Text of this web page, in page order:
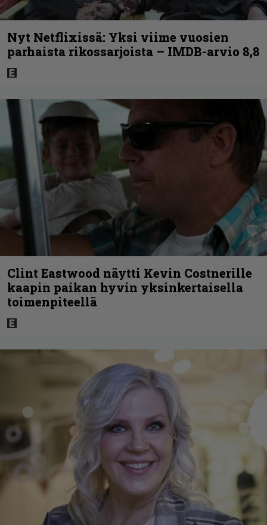
Nyt Netflixissä: Yksi viime vuosien
parhaista rikossarjoista – IMDB-arvio 8,8
Clint Eastwood näytti Kevin Costnerille
kaapin paikan hyvin yksinkertaisella
toimenpiteellä